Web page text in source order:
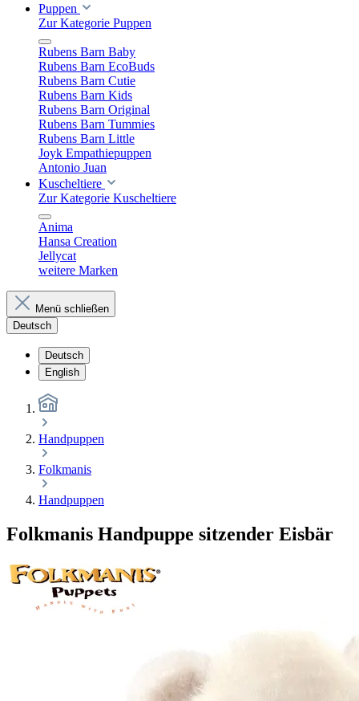
Puppen
Zur Kategorie Puppen
Rubens Barn Baby
Rubens Barn EcoBuds
Rubens Barn Cutie
Rubens Barn Kids
Rubens Barn Original
Rubens Barn Tummies
Rubens Barn Little
Joyk Empathiepuppen
Antonio Juan
Kuscheltiere
Zur Kategorie Kuscheltiere
Anima
Hansa Creation
Jellycat
weitere Marken
Menü schließen
Deutsch
Deutsch
English
Handpuppen
Folkmanis
Handpuppen
Folkmanis Handpuppe sitzender Eisbär